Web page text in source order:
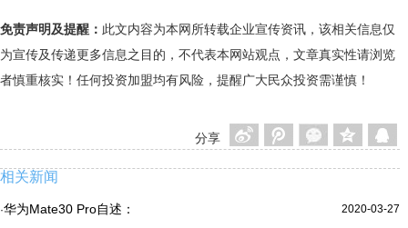
免责声明及提醒： 此文内容为本网所转载企业宣传资讯，该相关信息仅
为宣传及传递更多信息之目的，不代表本网站观点，文章真实性请浏览
者慎重核实！任何投资加盟均有风险，提醒广大民众投资需谨慎！
分享
相关新闻
2020-03-27
·华为Mate30 Pro自述：